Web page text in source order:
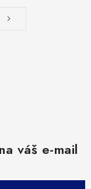
váš e-mail